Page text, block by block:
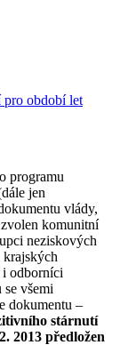
období let
programu
jen
vlády,
komunitní
neziskových
krajských
i odborníci
všemi
dokumentu –
stárnutí
2013 předložen